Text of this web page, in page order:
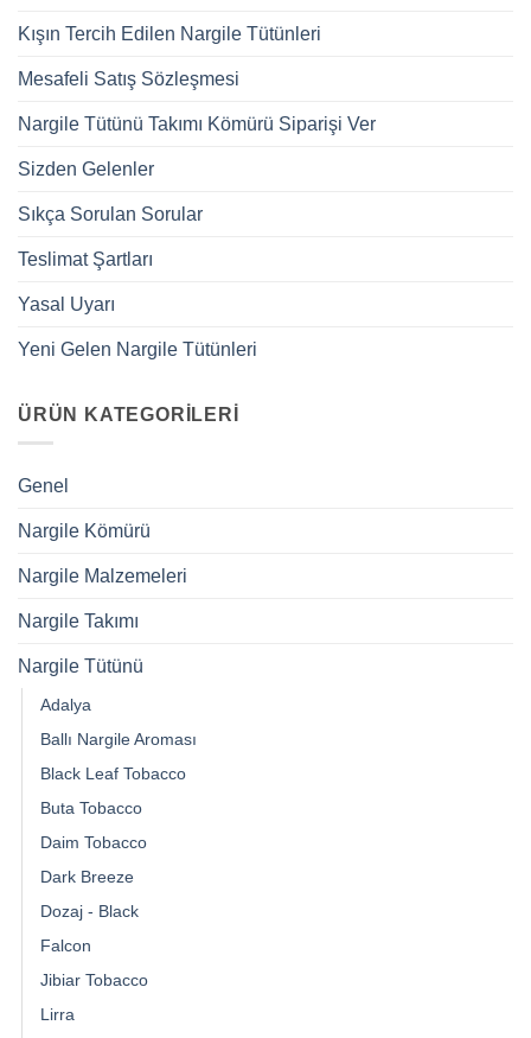
Kışın Tercih Edilen Nargile Tütünleri
Mesafeli Satış Sözleşmesi
Nargile Tütünü Takımı Kömürü Siparişi Ver
Sizden Gelenler
Sıkça Sorulan Sorular
Teslimat Şartları
Yasal Uyarı
Yeni Gelen Nargile Tütünleri
ÜRÜN KATEGORILERI
Genel
Nargile Kömürü
Nargile Malzemeleri
Nargile Takımı
Nargile Tütünü
Adalya
Ballı Nargile Aroması
Black Leaf Tobacco
Buta Tobacco
Daim Tobacco
Dark Breeze
Dozaj - Black
Falcon
Jibiar Tobacco
Lirra